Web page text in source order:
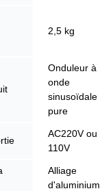
2,5 kg
Onduleur à
onde
sinusoïdale
pure
AC220V ou
110V
Alliage
d'aluminium